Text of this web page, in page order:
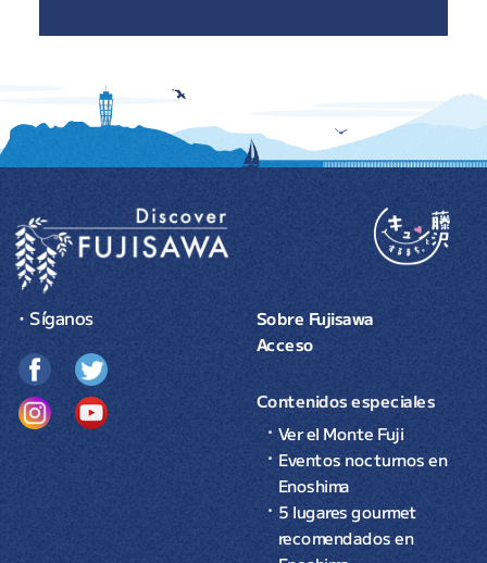
Sobre Fujisawa
Acceso
Contenidos especiales
Ver el Monte Fuji
Eventos nocturnos en
Enoshima
5 lugares gourmet
recomendados en
・Síganos